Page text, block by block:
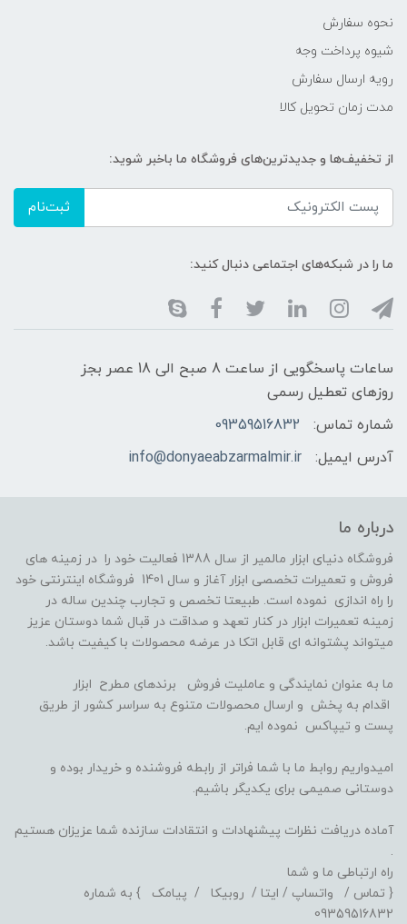
نحوه سفارش
شیوه پرداخت وجه
رویه ارسال سفارش
مدت زمان تحویل کالا
از تخفیف‌ها و جدیدترین‌های فروشگاه ما باخبر شوید:
ثبت‌نام
ما را در شبکه‌های اجتماعی دنبال کنید:
ساعات پاسخگویی از ساعت 8 صبح الی 18 عصر بجز
روزهای تعطیل رسمی
شماره تماس:
09359516832
آدرس ایمیل:
info@donyaeabzarmalmir.ir
درباره ما
فروشگاه دنیای ابزار مالمیر از سال 1388 فعالیت خود را در زمینه های
فروش و تعمیرات تخصصی ابزار آغاز و سال 1401 فروشگاه اینترنتی خود
را راه اندازی نموده است. طبیعتا تخصص و تجارب چندین ساله در
زمینه تعمیرات ابزار در کنار تعهد و صداقت در قبال شما دوستان عزیز
میتواند پشتوانه ای قابل اتکا در عرضه محصولات با کیفیت باشد.
ما به عنوان نمایندگی و عاملیت فروش برندهای مطرح ابزار
اقدام به پخش و ارسال محصولات متنوع به سراسر کشور از طریق
پست و تیپاکس نموده ایم.
امیدواریم روابط ما با شما فراتر از رابطه فروشنده و خریدار بوده و
دوستانی صمیمی برای یکدیگر باشیم.
آماده دریافت نظرات پیشنهادات و انتقادات سازنده شما عزیزان هستیم
.
راه ارتباطی ما و شما
{ تماس / واتساپ / ایتا / روبیکا / پیامک } به شماره
09359516832